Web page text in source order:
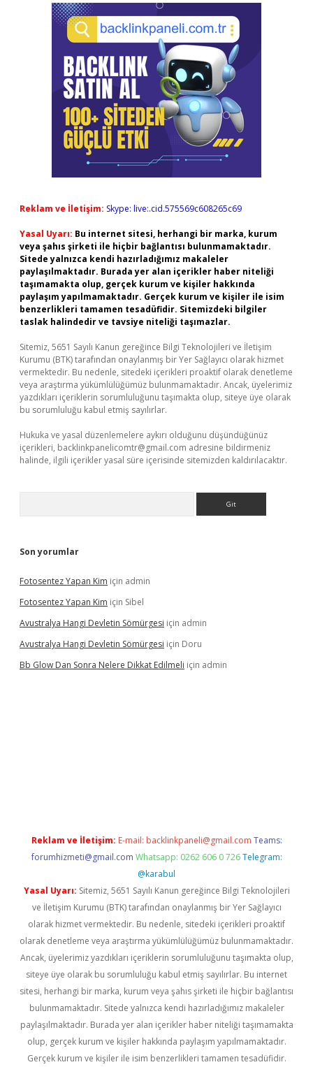
Reklam ve İletişim: Skype: live:.cid.575569c608265c69
Yasal Uyarı: Bu internet sitesi, herhangi bir marka, kurum
veya şahıs şirketi ile hiçbir bağlantısı bulunmamaktadır.
Sitede yalnızca kendi hazırladığımız makaleler
paylaşılmaktadır. Burada yer alan içerikler haber niteliği
taşımamakta olup, gerçek kurum ve kişiler hakkında
paylaşım yapılmamaktadır. Gerçek kurum ve kişiler ile isim
benzerlikleri tamamen tesadüfidir. Sitemizdeki bilgiler
taslak halindedir ve tavsiye niteliği taşımazlar.
Sitemiz, 5651 Sayılı Kanun gereğince Bilgi Teknolojileri ve İletişim
Kurumu (BTK) tarafından onaylanmış bir Yer Sağlayıcı olarak hizmet
vermektedir. Bu nedenle, sitedeki içerikleri proaktif olarak denetleme
veya araştırma yükümlülüğümüz bulunmamaktadır. Ancak, üyelerimiz
yazdıkları içeriklerin sorumluluğunu taşımakta olup, siteye üye olarak
bu sorumluluğu kabul etmiş sayılırlar.
Hukuka ve yasal düzenlemelere aykırı olduğunu düşündüğünüz
içerikleri, backlinkpanelicomtr@gmail.com adresine bildirmeniz
halinde, ilgili içerikler yasal süre içerisinde sitemizden kaldırılacaktır.
Son yorumlar
Fotosentez Yapan Kim için admin
Fotosentez Yapan Kim için Sibel
Avustralya Hangi Devletin Sömürgesi için admin
Avustralya Hangi Devletin Sömürgesi için Doru
Bb Glow Dan Sonra Nelere Dikkat Edilmeli için admin
Reklam ve İletişim: E-mail: backlinkpaneli@gmail.com Teams:
forumhizmeti@gmail.com Whatsapp: 0262 606 0 726 Telegram:
@karabul
Yasal Uyarı: Sitemiz, 5651 Sayılı Kanun gereğince Bilgi Teknolojileri
ve İletişim Kurumu (BTK) tarafından onaylanmış bir Yer Sağlayıcı
olarak hizmet vermektedir. Bu nedenle, sitedeki içerikleri proaktif
olarak denetleme veya araştırma yükümlülüğümüz bulunmamaktadır.
Ancak, üyelerimiz yazdıkları içeriklerin sorumluluğunu taşımakta olup,
siteye üye olarak bu sorumluluğu kabul etmiş sayılırlar. Bu internet
sitesi, herhangi bir marka, kurum veya şahıs şirketi ile hiçbir bağlantısı
bulunmamaktadır. Sitede yalnızca kendi hazırladığımız makaleler
paylaşılmaktadır. Burada yer alan içerikler haber niteliği taşımamakta
olup, gerçek kurum ve kişiler hakkında paylaşım yapılmamaktadır.
Gerçek kurum ve kişiler ile isim benzerlikleri tamamen tesadüfidir.